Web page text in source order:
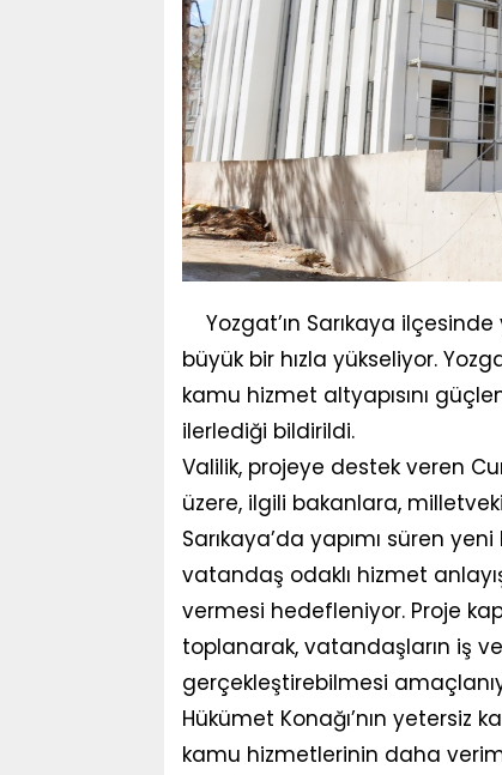
Yozgat’ın Sarıkaya
büyük bir hızla yükseliyor.
kamu hizmet altyapısını
ilerlediği bildirildi.
Valilik, projeye destek veren
üzere, ilgili bakanlara,
Sarıkaya’da yapımı süren
vatandaş odaklı hizmet
vermesi hedefleniyor. Proje
toplanarak, vatandaşların iş
gerçekleştirebilmesi
Hükümet Konağı’nın yetersiz
kamu hizmetlerinin daha